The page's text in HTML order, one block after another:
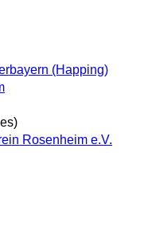
(Happing)
Rosenheim e.V.